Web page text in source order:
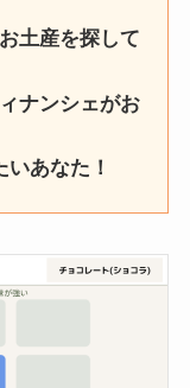
土産を探して
ナンシェがお
あなた！